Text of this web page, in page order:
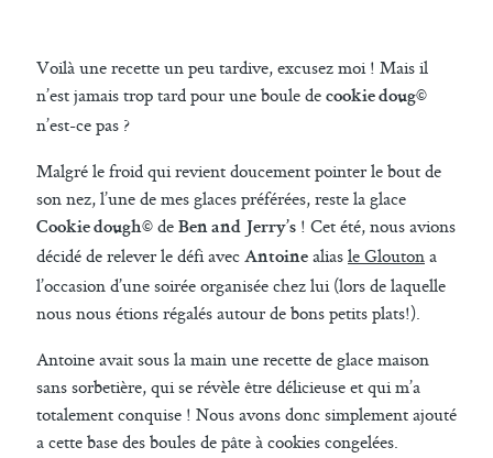
Voilà une recette un peu tardive, excusez moi ! Mais il
n’est jamais trop tard pour une boule de cookie doug©
n’est-ce pas ?
Malgré le froid qui revient doucement pointer le bout de
son nez, l’une de mes glaces préférées, reste la glace
Cookie dough© de Ben and Jerry’s ! Cet été, nous avions
décidé de relever le défi avec Antoine aliasle Gloutona
l’occasion d’une soirée organisée chez lui (lors de laquelle
nous nous étions régalés autour de bons petits plats!).
Antoine avait sous la main une recette de glace maison
sans sorbetière, qui se révèle être délicieuse et qui m’a
totalement conquise ! Nous avons donc simplement ajouté
a cette base des boules de pâte à cookies congelées.